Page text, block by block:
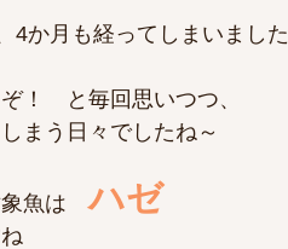
4か月も経ってしまいました
！　と毎回思いつつ、
まう日々でしたね～
象魚は ハゼ